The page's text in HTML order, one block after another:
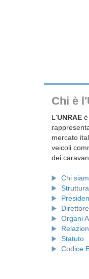
Chi è
L'UNRAE
mercato
veicoli
dei
Chi
Struttura
Organi
Statuto
Codice